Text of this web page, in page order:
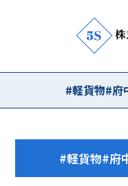
#軽貨物#府
#軽貨物#府